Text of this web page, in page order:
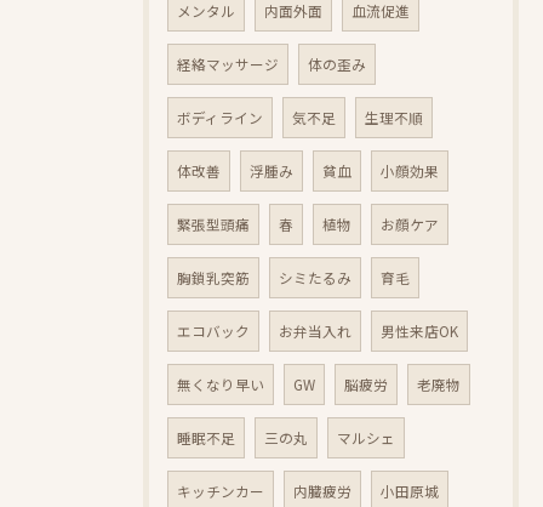
メンタル 内面外面 血流促進
経絡マッサージ 体の歪み
ボディライン 気不足 生理不順
体改善 浮腫み 貧血 小顔効果
緊張型頭痛 春 植物 お顔ケア
胸鎖乳突筋 シミたるみ 育毛
エコバック お弁当入れ 男性来店OK
無くなり早い GW 脳疲労 老廃物
睡眠不足 三の丸 マルシェ
キッチンカー 内臓疲労 小田原城